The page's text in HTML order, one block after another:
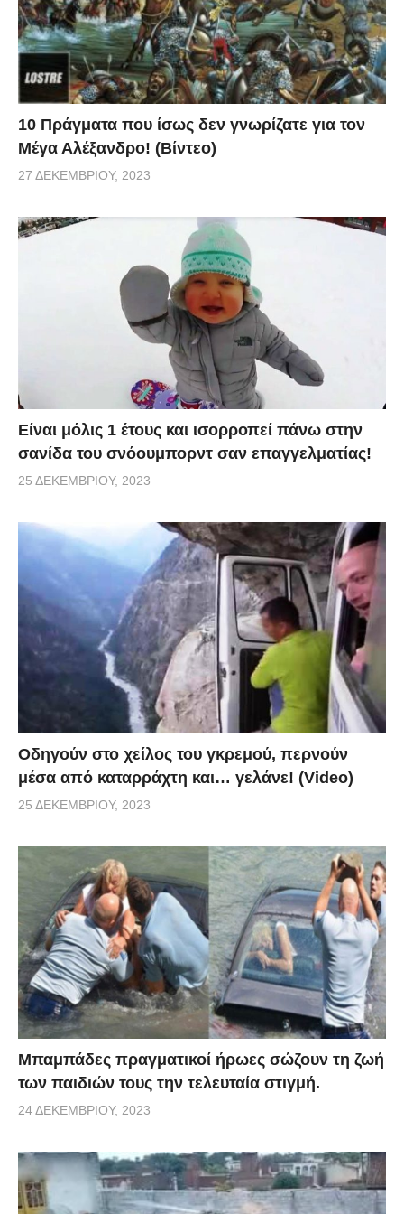
πέντε φωτογραφίες από την Ελληνίδα Υπαξιωματικό
του Ελληνικού Στρατού Ελληνίδα μητέρα στις Ειδικές
Δυνάμεις: Ακολουθεί βίντεο από την Ελληνίδα
Υπαξιωματικό του Ελληνικού Στρατού
10 Πράγματα που ίσως δεν γνωρίζατε για τον
Μέγα Αλέξανδρο! (Βίντεο)
27 ΔΕΚΕΜΒΡΊΟΥ, 2023
Είναι μόλις 1 έτους και ισορροπεί πάνω στην
σανίδα του σνόουμπορντ σαν επαγγελματίας!
25 ΔΕΚΕΜΒΡΊΟΥ, 2023
Οδηγούν στο χείλος του γκρεμού, περνούν
μέσα από καταρράχτη και… γελάνε! (Video)
25 ΔΕΚΕΜΒΡΊΟΥ, 2023
Μπαμπάδες πραγματικοί ήρωες σώζουν τη ζωή
των παιδιών τους την τελευταία στιγμή.
24 ΔΕΚΕΜΒΡΊΟΥ, 2023